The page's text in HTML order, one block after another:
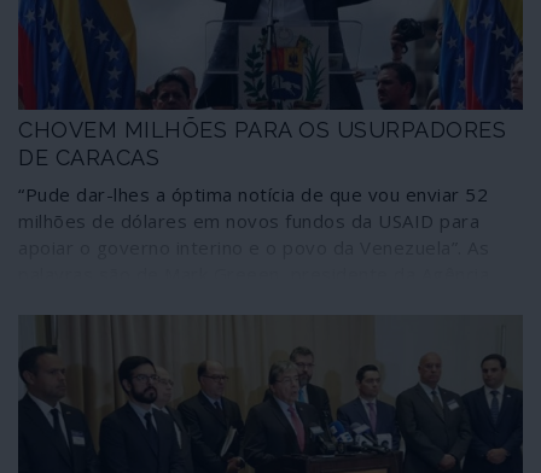
CHOVEM MILHÕES PARA OS USURPADORES
DE CARACAS
“Pude dar-lhes a óptima notícia de que vou enviar 52
milhões de dólares em novos fundos da USAID para
de mais meia centena de milhões de dólares para os
usurpadores e terroristas que pretendem derrubar o
governo legítimo da Venezuela. Desde 2017, a “ajuda”
directa ao golpe, só através da USAID, já ultrapassa os
550 milhões de dólares.